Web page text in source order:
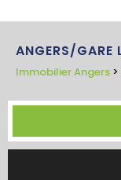
Immobilier Angers >